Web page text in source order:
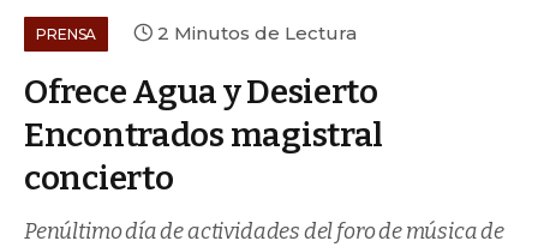
PRENSA 2 Minutos de Lectura
Ofrece Agua y Desierto
Encontrados magistral
concierto
Penúltimo día de actividades del foro de música de